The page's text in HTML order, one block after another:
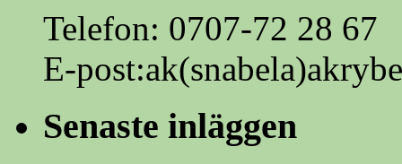
Telefon: 0707-72 28 67
E-
Senaste inläggen